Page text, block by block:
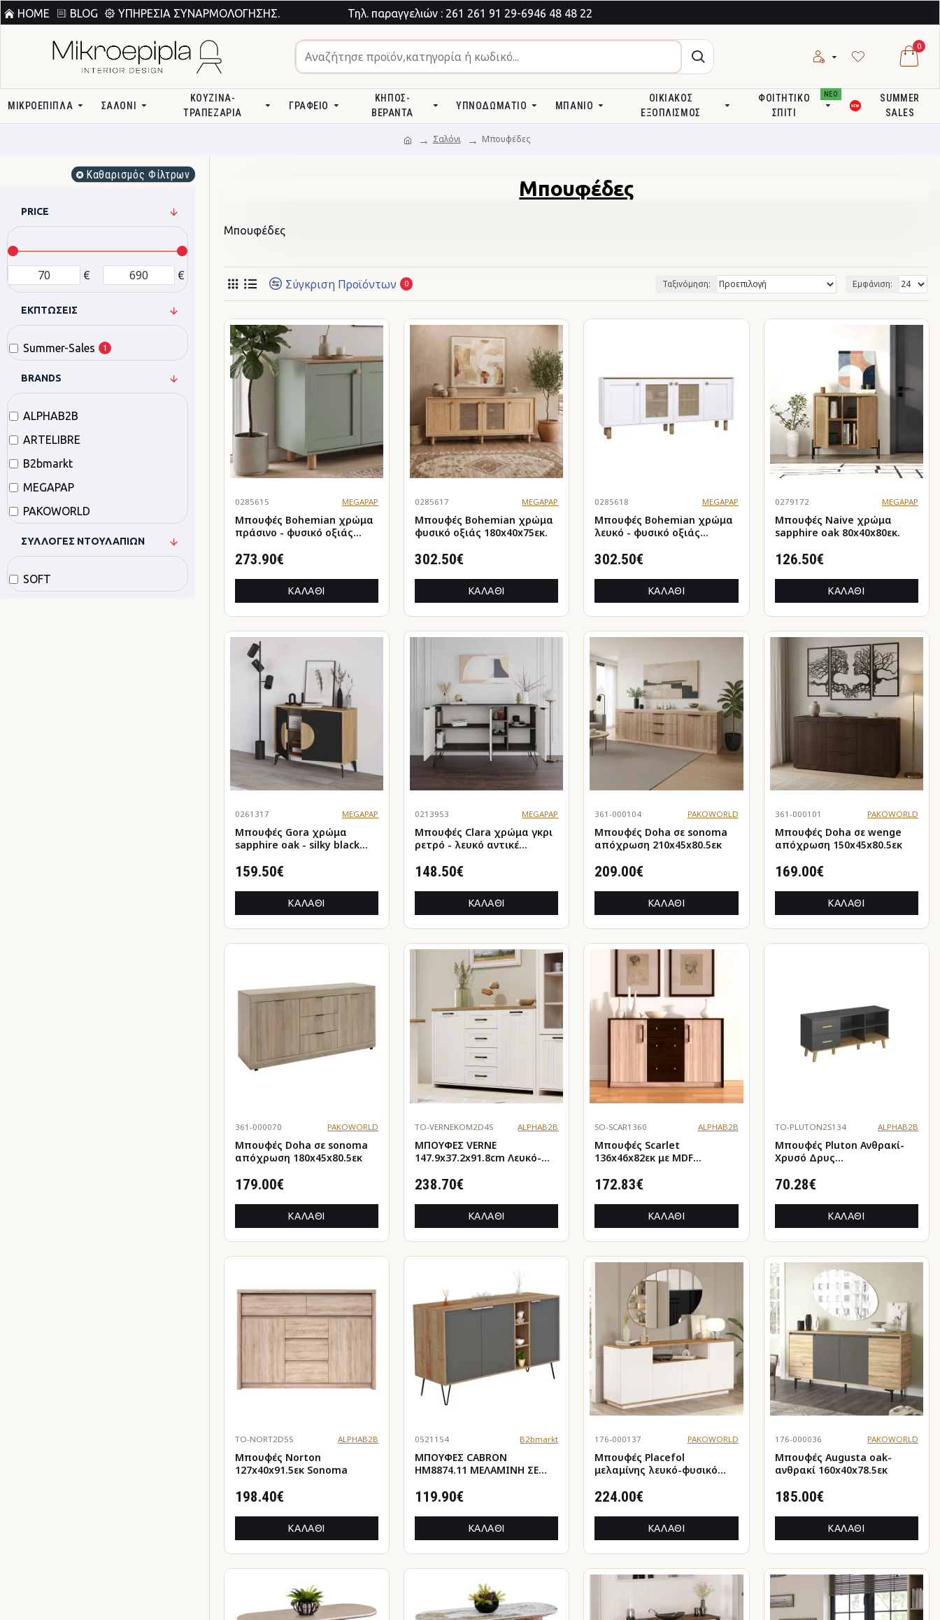
HOME BLOG ΥΠΗΡΕΣΊΑ ΣΥΝΑΡΜΟΛΌΓΗΣΗΣ. Τηλ. παραγγελιών : 261 261 91 29-6946 48 48 22
0
ΜΙΚΡΟΕΠΙΠΛΑ ΣΑΛΌΝΙ
ΚΟΥΖΊΝΑ-
ΤΡΑΠΕΖΑΡΊΑ
ΓΡΑΦΕΊΟ
ΚΉΠΟΣ-
ΒΕΡΆΝΤΑ
ΥΠΝΟΔΩΜΆΤΙΟ ΜΠΆΝΙΟ
ΟΙΚΙΑΚΌΣ
ΕΞΟΠΛΙΣΜΌΣ
ΦΟΙΤΗΤΙΚΌ
ΣΠΊΤΙ
ΝΕΟ
SUMMER
SALES
Σαλόνι Μπουφέδες
Καθαρισμός Φίλτρων
PRICE
€ €
BRANDS
ALPHAB2B
ARTELIBRE
B2bmarkt
MEGAPAP
PAKOWORLD
ΣΥΛΛΟΓΈΣ ΝΤΟΥΛΑΠΙΏΝ
SOFT
ΕΚΠΤΏΣΕΙΣ
Summer-Sales 1
Μπουφέδες
Μπουφέδες
Σύγκριση Προϊόντων 0 Ταξινόμηση: Εμφάνιση:
0285615 MEGAPAP
Μπουφές Bohemian χρώμα
πράσινο - φυσικό οξιάς
273.90€
ΚΑΛΆΘΙ
0285617 MEGAPAP
Μπουφές Bohemian χρώμα
φυσικό οξιάς 180x40x75εκ.
302.50€
ΚΑΛΆΘΙ
0285618 MEGAPAP
Μπουφές Bohemian χρώμα
λευκό - φυσικό οξιάς
302.50€
ΚΑΛΆΘΙ
0279172 MEGAPAP
Μπουφές Naive χρώμα
sapphire oak 80x40x80εκ.
126.50€
ΚΑΛΆΘΙ
0261317 MEGAPAP
Μπουφές Gora χρώμα
sapphire oak - silky black
159.50€
ΚΑΛΆΘΙ
0213953 MEGAPAP
Μπουφές Clara χρώμα γκρι
ρετρό - λευκό αντικέ
148.50€
ΚΑΛΆΘΙ
361-000104 PAKOWORLD
Μπουφές Doha σε sonoma
απόχρωση 210x45x80.5εκ
209.00€
ΚΑΛΆΘΙ
361-000101 PAKOWORLD
Μπουφές Doha σε wenge
απόχρωση 150x45x80.5εκ
169.00€
ΚΑΛΆΘΙ
361-000070 PAKOWORLD
Μπουφές Doha σε sonoma
απόχρωση 180x45x80.5εκ
179.00€
ΚΑΛΆΘΙ
TO-VERNEKOM2D4S ALPHAB2B
ΜΠΟΥΦΕΣ VERNE
147.9x37.2x91.8cm Λευκό-
238.70€
ΚΑΛΆΘΙ
SO-SCAR1360 ALPHAB2B
Μπουφές Scarlet
136x46x82εκ με MDF
172.83€
ΚΑΛΆΘΙ
TO-PLUTON2S134 ALPHAB2B
Μπουφές Pluton Ανθρακί-
Χρυσό Δρυς
70.28€
ΚΑΛΆΘΙ
TO-NORT2D5S ALPHAB2B
Μπουφές Norton
127x40x91.5εκ Sonoma
198.40€
ΚΑΛΆΘΙ
0521154 B2bmarkt
ΜΠΟΥΦΕΣ CABRON
HM8874.11 ΜΕΛΑΜΙΝΗ ΣΕ
ΜΕΤΑΛ.ΠΟΔΙΑ 142X40X83Υεκ.
119.90€
ΚΑΛΆΘΙ
176-000137 PAKOWORLD
Μπουφές Placefol
μελαμίνης λευκό-φυσικό
224.00€
ΚΑΛΆΘΙ
176-000036 PAKOWORLD
Μπουφές Augusta oak-
ανθρακί 160x40x78.5εκ
185.00€
ΚΑΛΆΘΙ